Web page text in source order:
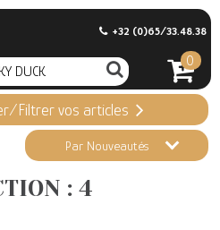
+32 (0)65/33.48.38
0
Filtrer vos articles
Par Nouveautés
: 4